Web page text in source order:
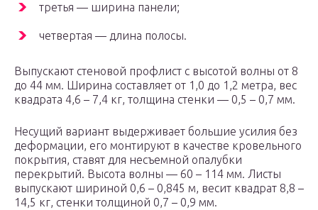
третья — ширина панели;
четвертая — длина полосы.
Выпускают стеновой профлист с высотой волны от 8
до 44 мм. Ширина составляет от 1,0 до 1,2 метра, вес
квадрата 4,6 – 7,4 кг, толщина стенки — 0,5 – 0,7 мм.
Несущий вариант выдерживает большие усилия без
деформации, его монтируют в качестве кровельного
покрытия, ставят для несъемной опалубки
перекрытий. Высота волны — 60 – 114 мм. Листы
выпускают шириной 0,6 – 0,845 м, весит квадрат 8,8 –
14,5 кг, стенки толщиной 0,7 – 0,9 мм.